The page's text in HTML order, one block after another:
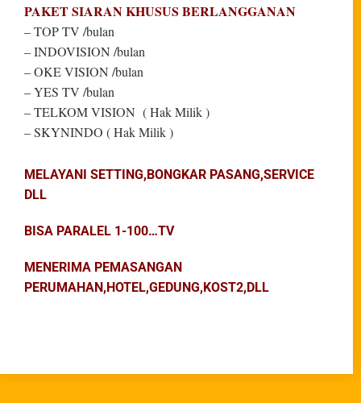
PAKET SIARAN KHUSUS BERLANGGANAN
– TOP TV /bulan
– INDOVISION /bulan
– OKE VISION /bulan
– YES TV /bulan
– TELKOM VISION ( Hak Milik )
– SKYNINDO ( Hak Milik )
MELAYANI SETTING,BONGKAR PASANG,SERVICE
DLL
BISA PARALEL 1-100…TV
MENERIMA PEMASANGAN
PERUMAHAN,HOTEL,GEDUNG,KOST2,DLL